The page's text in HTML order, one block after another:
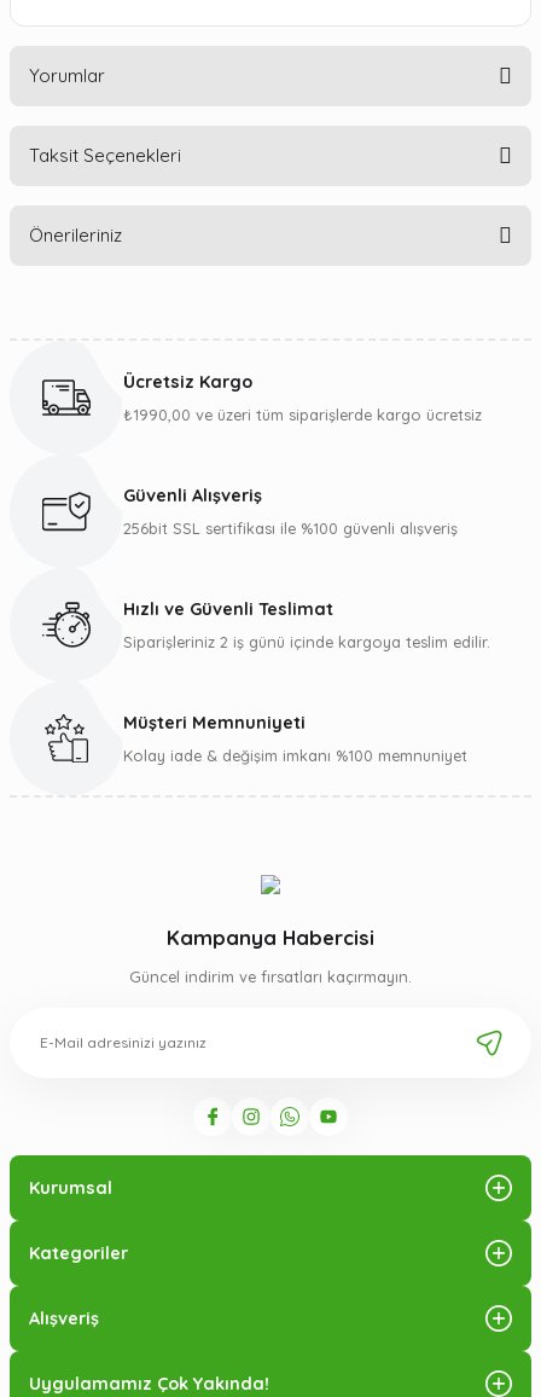
Yorumlar
Taksit Seçenekleri
Önerileriniz
Görüş ve önerileriniz için teşekkür ederiz.
Ürün bilgilerinde hatalar bulunuyor.
Gönder
Ücretsiz Kargo
₺1990,00 ve üzeri tüm siparişlerde kargo ücretsiz
Güvenli Alışveriş
256bit SSL sertifikası ile %100 güvenli alışveriş
Hızlı ve Güvenli Teslimat
Siparişleriniz 2 iş günü içinde kargoya teslim edilir.
Müşteri Memnuniyeti
Kolay iade & değişim imkanı %100 memnuniyet
Kampanya Habercisi
Güncel indirim ve fırsatları kaçırmayın.
Kurumsal
Kategoriler
Alışveriş
Uygulamamız Çok Yakında!